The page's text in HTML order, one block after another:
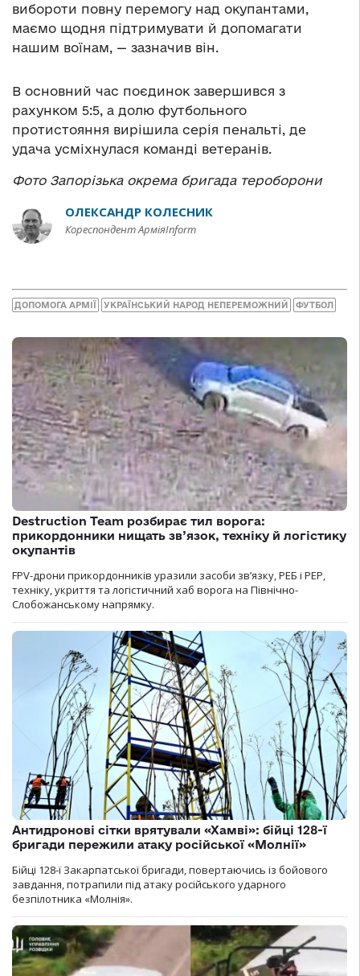
вибороти повну перемогу над окупантами,
маємо щодня підтримувати й допомагати
нашим воїнам, — зазначив він.
В основний час поєдинок завершився з
рахунком 5:5, а долю футбольного
протистояння вирішила серія пенальті, де
удача усміхнулася команді ветеранів.
Фото Запорізька окрема бригада тероборони
ОЛЕКСАНДР КОЛЕСНИК
Кореспондент АрміяInform
ДОПОМОГА АРМІЇ УКРАЇНСЬКИЙ НАРОД НЕПЕРЕМОЖНИЙ ФУТБОЛ
Destruction Team розбирає тил ворога:
прикордонники нищать зв’язок, техніку й логістику
окупантів
FPV-дрони прикордонників уразили засоби зв’язку, РЕБ і РЕР,
техніку, укриття та логістичний хаб ворога на Північно-
Слобожанському напрямку.
Антидронові сітки врятували «Хамві»: бійці 128-ї
бригади пережили атаку російської «Молнії»
Бійці 128-ї Закарпатської бригади, повертаючись із бойового
завдання, потрапили під атаку російського ударного
безпілотника «Молнія».